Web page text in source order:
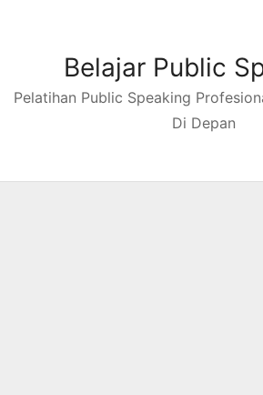
Belajar Public
Pelatihan Public Speaking
Di Depan